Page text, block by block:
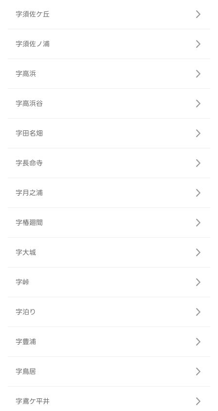
字須佐ケ丘
字須佐ノ浦
字高浜
字高浜谷
字田名畑
字長命寺
字月之浦
字椿廻間
字大城
字峠
字泊り
字豊浦
字鳥居
字鳶ケ平井